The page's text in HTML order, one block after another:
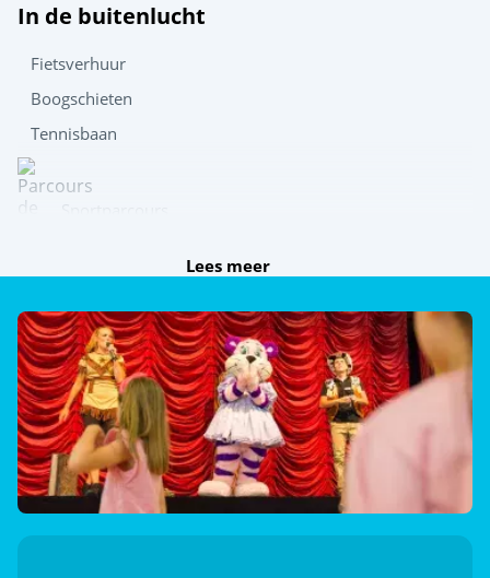
In de buitenlucht
Fietsverhuur
Boogschieten
Tennisbaan
Badminton
Ontdek
Dag- en avondanimatie
Zwemlessen (€)
Lees meer